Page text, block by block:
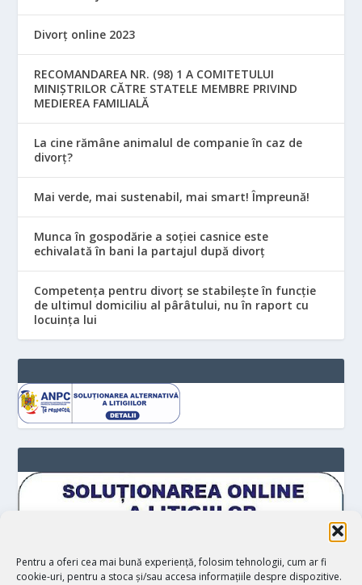
Pentru a oferi cea mai bună experiență, folosim tehnologii, cum ar fi
cookie-uri, pentru a stoca și/sau accesa informațiile despre dispozitive.
Divorț online 2023
RECOMANDAREA NR. (98) 1 A COMITETULUI
MINIŞTRILOR CĂTRE STATELE MEMBRE PRIVIND
MEDIEREA FAMILIALĂ
La cine rămâne animalul de companie în caz de
divorț?
Mai verde, mai sustenabil, mai smart! Împreună!
Munca în gospodărie a soției casnice este
echivalată în bani la partajul după divorț
Competența pentru divorț se stabilește în funcție
de ultimul domiciliu al pârâtului, nu în raport cu
locuinţa lui